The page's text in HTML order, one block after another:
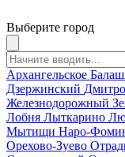
Выберите город
Архангельское
Дзержинский
Железнодорожный
Лобня Лыткарино
Мытищи Наро-
Орехово-Зуево